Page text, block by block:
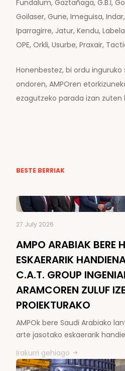
Fundalum, Gaztañaga, G.B.I,
Goilaser, Gune, Imeguisa,
Iparragirre, Jatur, Kendu,
OPE, Orkli, Usurbe, Praxair,
Honenbestez, bi ordu inguruko
ondoren, AMPOren
ezagutzeko parada izan
BESTE BERRIAK
27 July 2026
AMPO ARABIAK BERE
ESKAERARIK
C.A.T. GROUP
ARAMCOREN ZULUF
PROIEKTURAKO
AMPOk bere Saudi Arabiako
arte jasotako eskaerarik
Irakurri gehiago